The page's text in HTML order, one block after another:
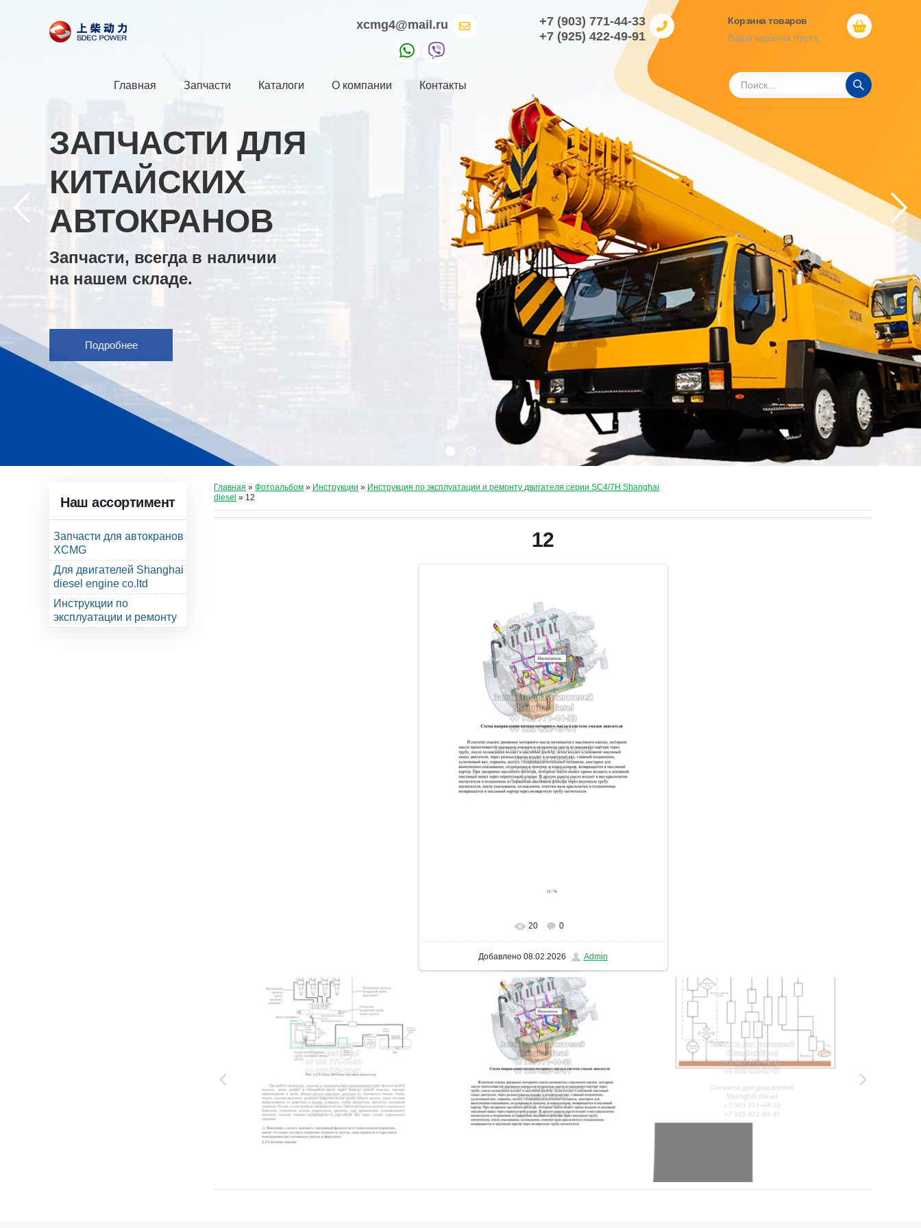
xcmg4@mail.ru
+7 (903) 771-44-33
+7 (925) 422-49-91
Корзина товаров
Ваша корзина пуста
Главная Запчасти Каталоги О компании Контакты
ЗАПЧАСТИ ДЛЯ
КИТАЙСКИХ
АВТОКРАНОВ
Запчасти, всегда в наличии
на нашем складе.
Подробнее
Наш ассортимент
Запчасти для автокранов
XCMG
Для двигателей Shanghai
diesel engine co.ltd
Инструкции по
эксплуатации и ремонту
Главная » Фотоальбом » Инструкции » Инструкция по эксплуатации и ремонту двигателя серии SC4/7H Shanghai
diesel » 12
12
В реальном размере 1131x1600
20 0
Добавлено08.02.2026 Admin